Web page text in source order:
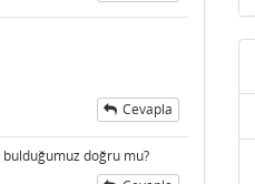
Cevapla
bulduğumuz doğru mu?